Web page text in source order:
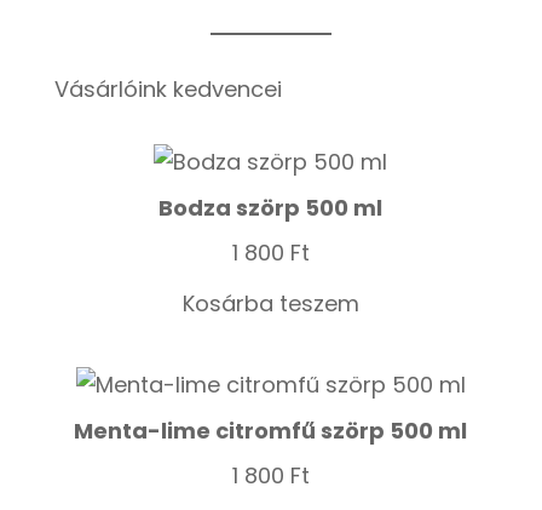
Vásárlóink kedvencei
Bodza szörp 500 ml
1 800 Ft
Kosárba teszem
Menta-lime citromfű szörp 500 ml
1 800 Ft